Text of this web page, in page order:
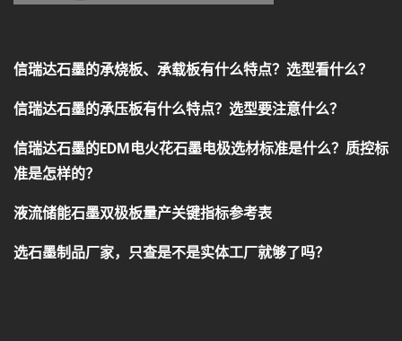
信瑞达石墨的承烧板、承载板有什么特点？选型看什么？
信瑞达石墨的承压板有什么特点？选型要注意什么？
信瑞达石墨的EDM电火花石墨电极选材标准是什么？质控标
准是怎样的？
液流储能石墨双极板量产关键指标参考表
选石墨制品厂家，只查是不是实体工厂就够了吗？